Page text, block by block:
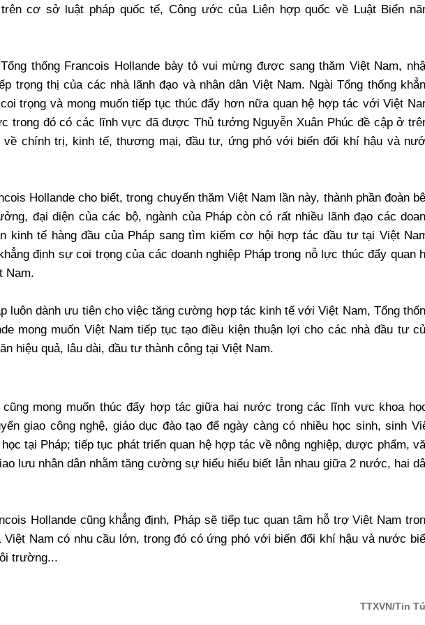
cơ sở luật pháp quốc tế, Công ước của Liên hợp quốc về Luật Biển
thống Francois Hollande bày tỏ vui mừng được sang thăm Việt Nam,
trọng thị của các nhà lãnh đạo và nhân dân Việt Nam. Ngài Tổng thống
trọng và mong muốn tiếp tục thúc đẩy hơn nữa quan hệ hợp tác với Việt
trong đó có các lĩnh vực đã được Thủ tướng Nguyễn Xuân Phúc đề cập ở
về chính trị, kinh tế, thương mại, đầu tư, ứng phó với biến đổi khí hậu và
Hollande cho biết, trong chuyến thăm Việt Nam lần này, thành phần đoàn
đại diện của các bộ, ngành của Pháp còn có rất nhiều lãnh đạo các
kinh tế hàng đầu của Pháp sang tìm kiếm cơ hội hợp tác đầu tư tại Việt
định sự coi trọng của các doanh nghiệp Pháp trong nỗ lực thúc đẩy quan
Nam.
luôn dành ưu tiên cho việc tăng cường hợp tác kinh tế với Việt Nam, Tổng
mong muốn Việt Nam tiếp tục tạo điều kiện thuận lợi cho các nhà đầu tư
hiệu quả, lâu dài, đầu tư thành công tại Việt Nam.
cũng mong muốn thúc đẩy hợp tác giữa hai nước trong các lĩnh vực khoa
giao công nghệ, giáo dục đào tạo để ngày càng có nhiều học sinh, sinh
tại Pháp; tiếp tục phát triển quan hệ hợp tác về nông nghiệp, dược phẩm,
lưu nhân dân nhằm tăng cường sự hiểu hiểu biết lẫn nhau giữa 2 nước, hai
Hollande cũng khẳng định, Pháp sẽ tiếp tục quan tâm hỗ trợ Việt Nam
Nam có nhu cầu lớn, trong đó có ứng phó với biến đổi khí hậu và nước
trường...
TTXVN/Tin